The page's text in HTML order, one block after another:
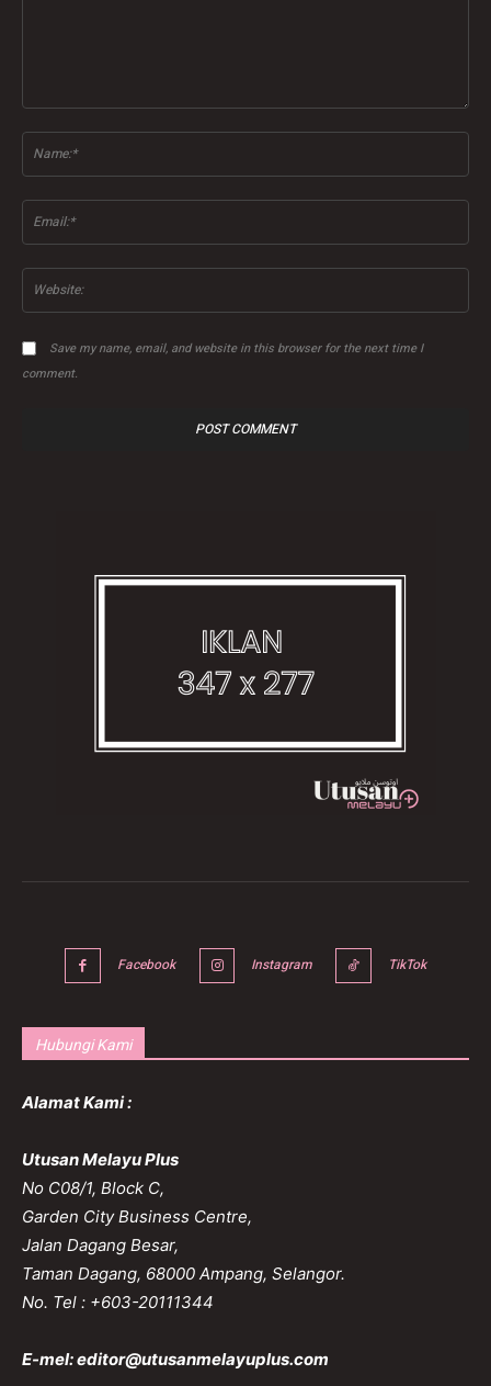
Save my name, email, and website in this browser for the next time I
comment.
Facebook Instagram TikTok
Hubungi Kami
Alamat Kami :
Utusan Melayu Plus
No C08/1, Block C,
Garden City Business Centre,
Jalan Dagang Besar,
Taman Dagang, 68000 Ampang, Selangor.
No. Tel : +603-20111344
E-mel:editor@utusanmelayuplus.com